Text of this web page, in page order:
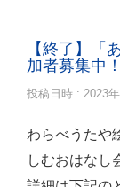
【終了】「
加者募集中！
投稿日時 : 2023
わらべうたや
しむおはなし